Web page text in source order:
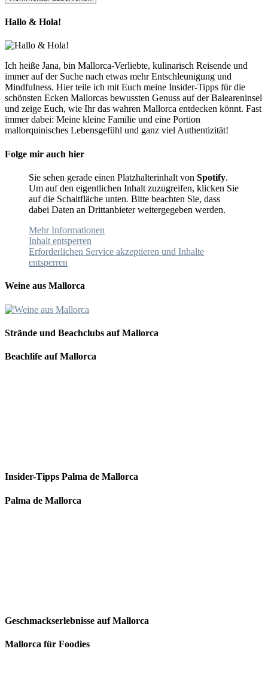
Hallo & Hola!
Ich heiße Jana, bin Mallorca-Verliebte, kulinarisch Reisende und
immer auf der Suche nach etwas mehr Entschleunigung und
Mindfulness. Hier teile ich mit Euch meine Insider-Tipps für die
schönsten Ecken Mallorcas bewussten Genuss auf der Baleareninsel
und zeige Euch, wie Ihr das wahren Mallorca entdecken könnt. Fast
immer dabei: Meine kleine Familie und eine Portion
mallorquinisches Lebensgefühl und ganz viel Authentizität!
Folge mir auch hier
Sie sehen gerade einen Platzhalterinhalt von Spotify.
Um auf den eigentlichen Inhalt zuzugreifen, klicken Sie
auf die Schaltfläche unten. Bitte beachten Sie, dass
dabei Daten an Drittanbieter weitergegeben werden.
Mehr Informationen
Inhalt entsperren
Erforderlichen Service akzeptieren und Inhalte
entsperren
Weine aus Mallorca
Strände und Beachclubs auf Mallorca
Beachlife auf Mallorca
Insider-Tipps Palma de Mallorca
Palma de Mallorca
Geschmackserlebnisse auf Mallorca
Mallorca für Foodies